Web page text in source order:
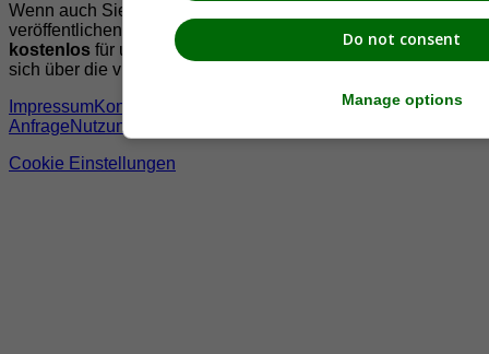
Wenn auch Sie Ihre Informationen auf suedsteiermark.at
veröffentlichen wollen, registrieren Sie sich doch gleich
kostenlos für unseren
oder informieren
sich über die vielen
ImpressumKontakt &
AnfrageNutzungsbedingungen
Cookie Einstellungen
Do not consent
Manage options